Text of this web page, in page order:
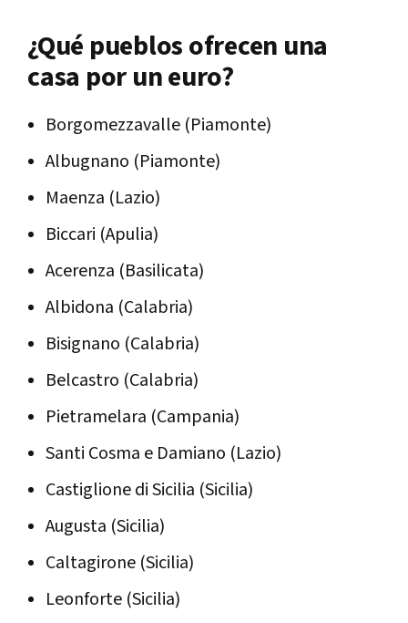
¿Qué pueblos ofrecen una
casa por un euro?
Borgomezzavalle (Piamonte)
Albugnano (Piamonte)
Maenza (Lazio)
Biccari (Apulia)
Acerenza (Basilicata)
Albidona (Calabria)
Bisignano (Calabria)
Belcastro (Calabria)
Pietramelara (Campania)
Santi Cosma e Damiano (Lazio)
Castiglione di Sicilia (Sicilia)
Augusta (Sicilia)
Caltagirone (Sicilia)
Leonforte (Sicilia)